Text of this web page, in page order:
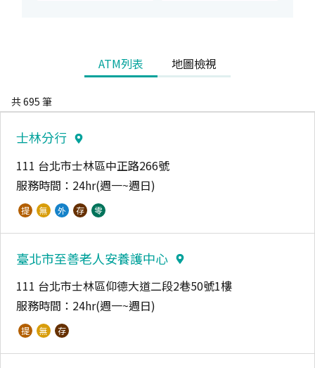
ATM列表 地圖檢視
共695 筆
士林分行
111 台北市士林區中正路266號
服務時間： 24hr(週一~週日)
提 無 外 存 零
臺北市至善老人安養護中心
111 台北市士林區仰德大道二段2巷50號1樓
服務時間： 24hr(週一~週日)
提 無 存